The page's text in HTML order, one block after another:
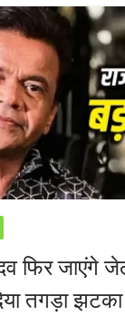
फिर जाएंगे
तगड़ा झटका